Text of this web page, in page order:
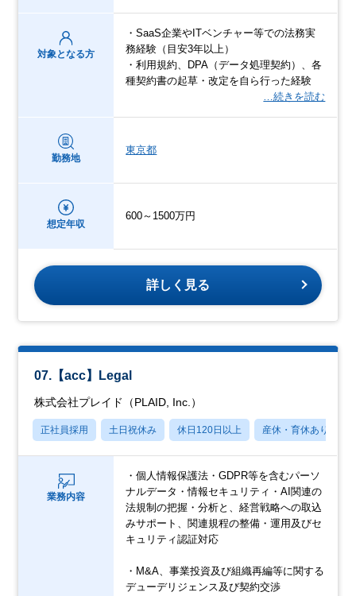
対象となる方
・SaaS企業やITベンチャー等での法務実
務経験（目安3年以上）
・利用規約、DPA（データ処理契約）、各
種契約書の起草・改定を自ら行った経験
…続きを読む
勤務地
東京都
想定年収
600～1500万円
詳しく見る
07.【acc】Legal
株式会社プレイド（PLAID, Inc.）
正社員採用 土日祝休み 休日120日以上 産休・育休あり
業務内容
・個人情報保護法・GDPR等を含むパーソ
ナルデータ・情報セキュリティ・AI関連の
法規制の把握・分析と、経営戦略への取込
みサポート、関連規程の整備・運用及びセ
キュリティ認証対応
・M&A、事業投資及び組織再編等に関する
デューデリジェンス及び契約交渉